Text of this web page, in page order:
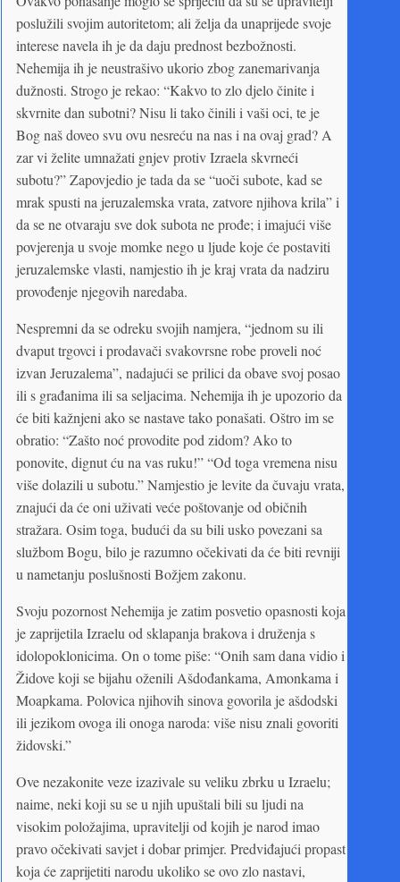
poslužili svojim autoritetom; ali želja da unaprijede svoje
interese navela ih je da daju prednost bezbožnosti.
Nehemija ih je neustrašivo ukorio zbog zanemarivanja
dužnosti. Strogo je rekao: “Kakvo to zlo djelo činite i
skvrnite dan subotni? Nisu li tako činili i vaši oci, te je
Bog naš doveo svu ovu nesreću na nas i na ovaj grad? A
zar vi želite umnažati gnjev protiv Izraela skvrneći
subotu?” Zapovjedio je tada da se “uoči subote, kad se
mrak spusti na jeruzalemska vrata, zatvore njihova krila” i
da se ne otvaraju sve dok subota ne prođe; i imajući više
povjerenja u svoje momke nego u ljude koje će postaviti
jeruzalemske vlasti, namjestio ih je kraj vrata da nadziru
provođenje njegovih naredaba.
Nespremni da se odreku svojih namjera, “jednom su ili
dvaput trgovci i prodavači svakovrsne robe proveli noć
izvan Jeruzalema”, nadajući se prilici da obave svoj posao
ili s građanima ili sa seljacima. Nehemija ih je upozorio da
će biti kažnjeni ako se nastave tako ponašati. Oštro im se
obratio: “Zašto noć provodite pod zidom? Ako to
ponovite, dignut ću na vas ruku!” “Od toga vremena nisu
više dolazili u subotu.” Namjestio je levite da čuvaju vrata,
znajući da će oni uživati veće poštovanje od običnih
stražara. Osim toga, budući da su bili usko povezani sa
službom Bogu, bilo je razumno očekivati da će biti revniji
u nametanju poslušnosti Božjem zakonu.
Svoju pozornost Nehemija je zatim posvetio opasnosti koja
je zaprijetila Izraelu od sklapanja brakova i druženja s
idolopoklonicima. On o tome piše: “Onih sam dana vidio i
Židove koji se bijahu oženili Ašdođankama, Amonkama i
Moapkama. Polovica njihovih sinova govorila je ašdodski
ili jezikom ovoga ili onoga naroda: više nisu znali govoriti
židovski.”
Ove nezakonite veze izazivale su veliku zbrku u Izraelu;
naime, neki koji su se u njih upuštali bili su ljudi na
visokim položajima, upravitelji od kojih je narod imao
pravo očekivati savjet i dobar primjer. Predviđajući propast
koja će zaprijetiti narodu ukoliko se ovo zlo nastavi,